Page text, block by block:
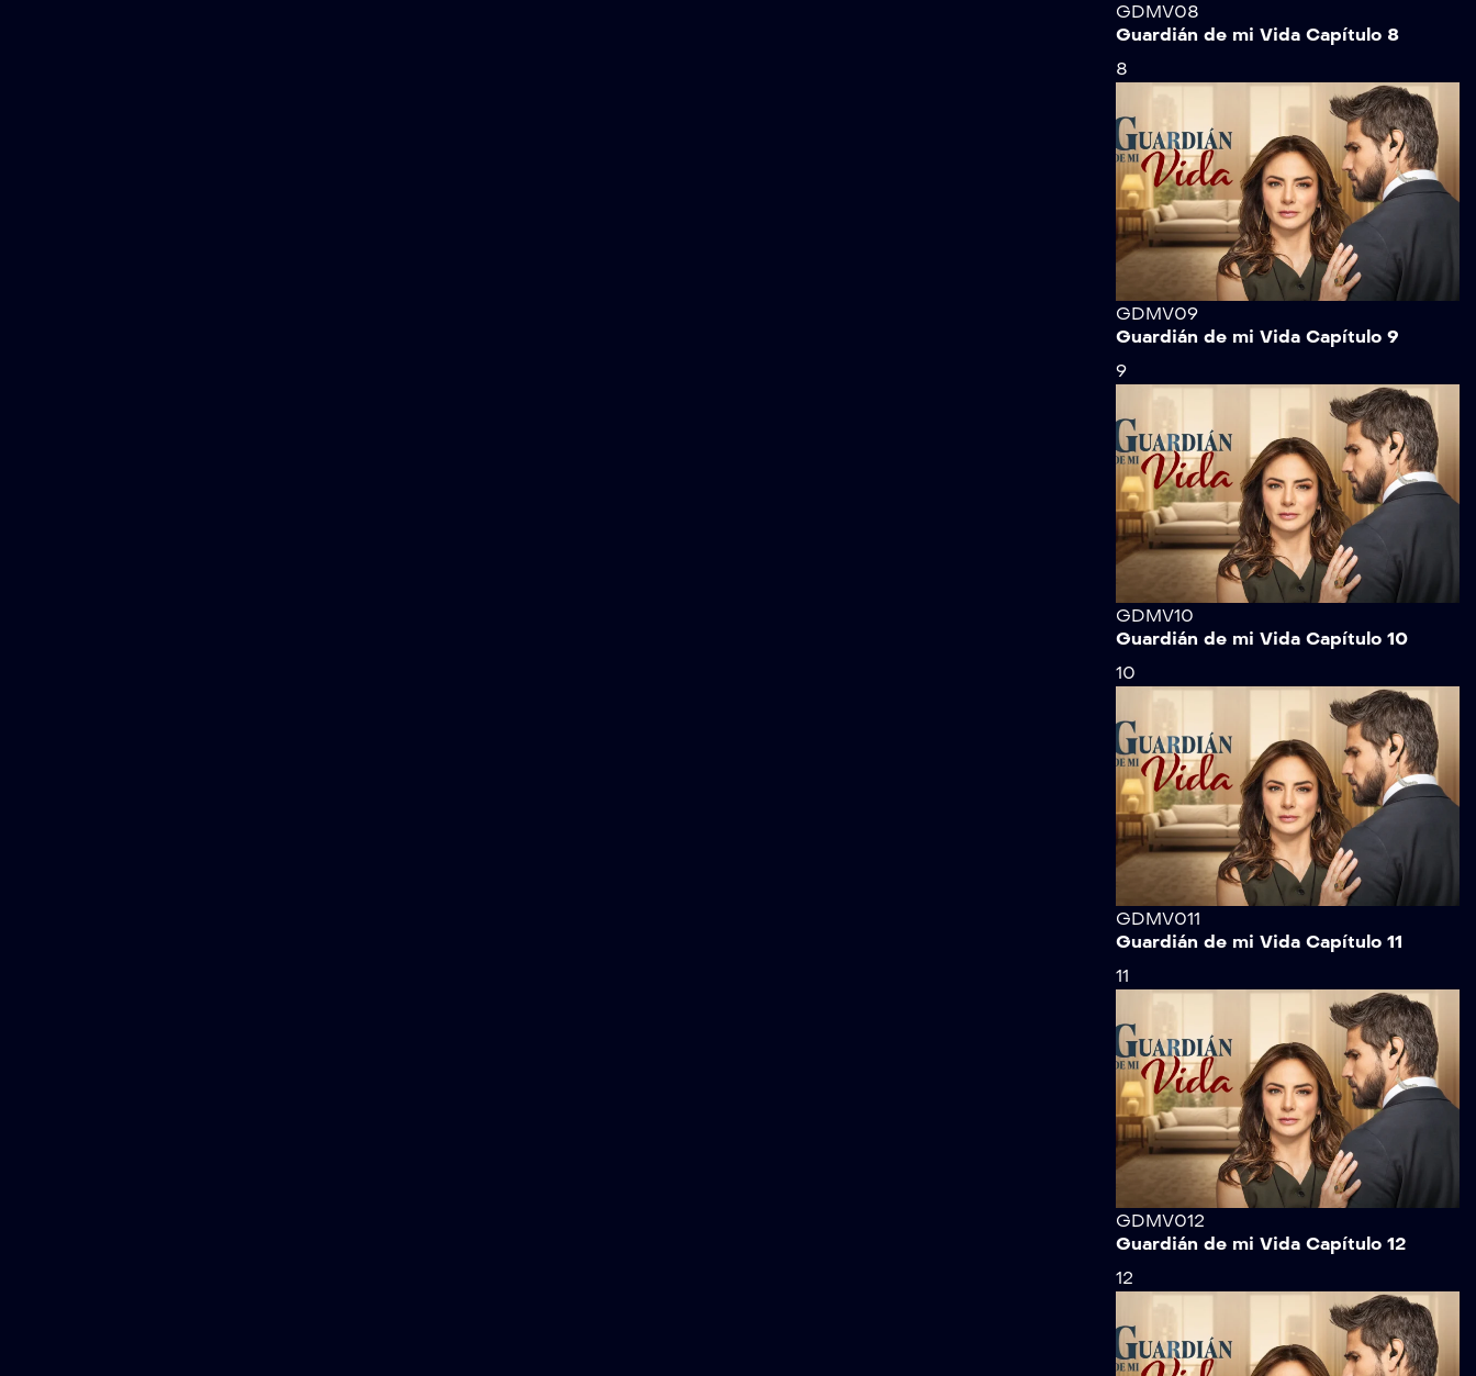
GDMV08
Guardián de mi Vida Capítulo 8
8
GDMV09
Guardián de mi Vida Capítulo 9
9
GDMV10
Guardián de mi Vida Capítulo 10
10
GDMV011
Guardián de mi Vida Capítulo 11
11
GDMV012
Guardián de mi Vida Capítulo 12
12